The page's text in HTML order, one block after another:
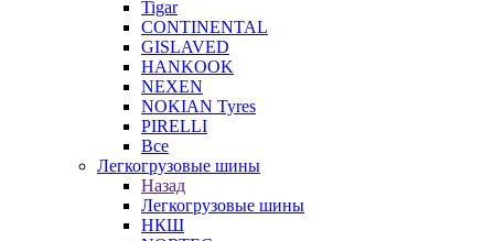
Tigar
CONTINENTAL
GISLAVED
HANKOOK
NEXEN
NOKIAN Tyres
PIRELLI
Все
Легкогрузовые шины
Назад
Легкогрузовые шины
НКШ